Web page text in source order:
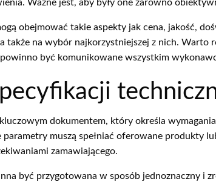
Ważne jest, aby były one zarówno
obejmować takie aspekty jak cena, jakość,
także na wybór najkorzystniejszej z nich.
być komunikowane wszystkim
dokumentem, który określa
parametry muszą spełniać oferowane produkty
zamawiającego.
być przygotowana w sposób jednoznaczny i